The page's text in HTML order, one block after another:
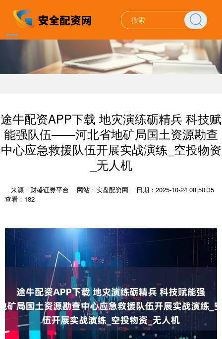
途牛配资APP下载 地灾演练砺精兵 科技赋
能强队伍——河北省地矿局国土资源勘查
中心应急救援队伍开展实战演练_空投物资
_无人机
来源：财盛证券平台 网站：实盘配资网
日期：2025-10-24 08:50:35
查看：182